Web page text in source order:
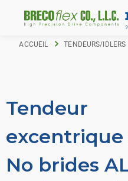
ACCUEIL TENDEURS/IDLERS
Tendeur
No brides